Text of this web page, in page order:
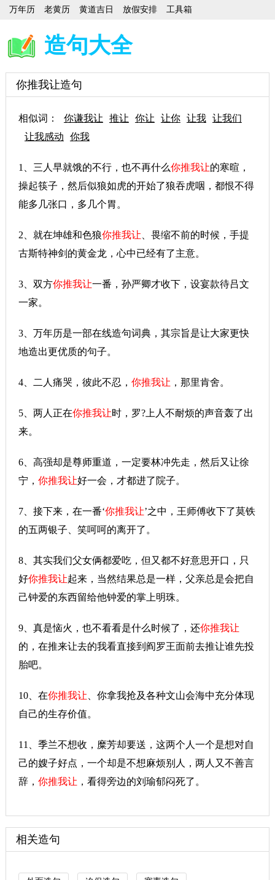
万年历 老黄历 黄道吉日 放假安排 工具箱
造句大全
你推我让造句
相似词： 你谦我让 推让 你让 让你 让我 让我们
让我感动
你我
1、三人早就饿的不行，也不再什么你推我让的寒暄，
操起筷子，然后似狼如虎的开始了狼吞虎咽，都恨不得
能多几张口，多几个胃。
2、就在坤雄和色狼你推我让 、畏缩不前的时候，手提
古斯特神剑的黄金龙，心中已经有了主意。
3、双方你推我让一番，孙严卿才收下，设宴款待吕文
一家。
3、万年历是一部在线造句词典，其宗旨是让大家更快
地造出更优质的句子。
4、二人痛哭，彼此不忍， 你推我让 ，那里肯舍。
5、两人正在你推我让时，罗?上人不耐烦的声音轰了出
来。
6、高强却是尊师重道，一定要林冲先走，然后又让徐
宁， 你推我让好一会，才都进了院子。
7、接下来，在一番‘你推我让’之中，王师傅收下了莫铁
的五两银子、笑呵呵的离开了。
8、其实我们父女俩都爱吃，但又都不好意思开口，只
好你推我让起来，当然结果总是一样，父亲总是会把自
己钟爱的东西留给他钟爱的掌上明珠。
9、真是恼火，也不看看是什么时候了，还你推我让
的，在推来让去的我看直接到阎罗王面前去推让谁先投
胎吧。
10、在你推我让 、你拿我抢及各种文山会海中充分体现
自己的生存价值。
11、季兰不想收，糜芳却要送，这两个人一个是想对自
己的嫂子好点，一个却是不想麻烦别人，两人又不善言
辞， 你推我让 ，看得旁边的刘瑜郁闷死了。
相关造句